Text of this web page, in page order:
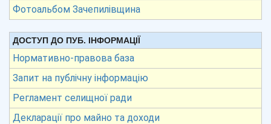
Фотоальбом Зачепилівщина
ДОСТУП ДО ПУБ. ІНФОРМАЦІЇ
Нормативно-правова база
Запит на публічну інформацію
Регламент селищної ради
Декларації про майно та доходи